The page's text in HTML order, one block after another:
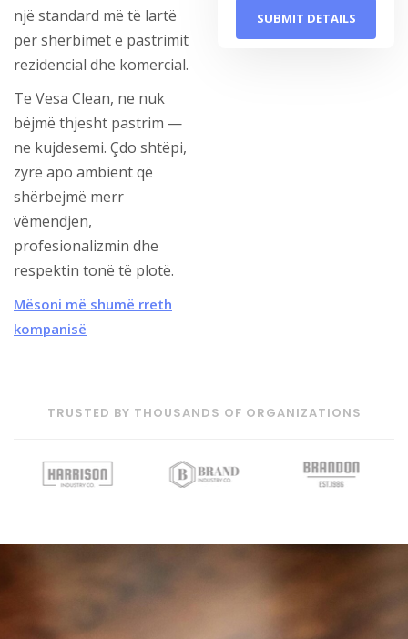
një standard më të lartë
për shërbimet e pastrimit
rezidencial dhe komercial.
Te Vesa Clean, ne nuk
bëjmë thjesht pastrim —
ne kujdesemi. Çdo shtëpi,
zyrë apo ambient që
shërbejmë merr
vëmendjen,
profesionalizmin dhe
respektin tonë të plotë.
Mësoni më shumë rreth
kompanisë
TRUSTED BY THOUSANDS OF ORGANIZATIONS